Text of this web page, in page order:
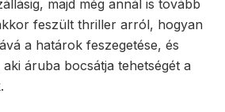
majd még annál is tovább
feszült thriller arról, hogyan
a határok feszegetése, és
áruba bocsátja tehetségét a